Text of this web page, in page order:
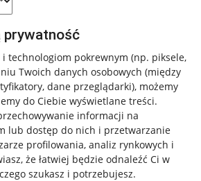
prywatność
i technologiom pokrewnym (np. piksele,
Twoich danych osobowych (między
dane przeglądarki), możemy
do Ciebie wyświetlane treści.
informacji na
lub dostęp do nich i przetwarzanie
profilowania, analiz rynkowych i
że łatwiej będzie odnaleźć Ci w
szukasz i potrzebujesz.